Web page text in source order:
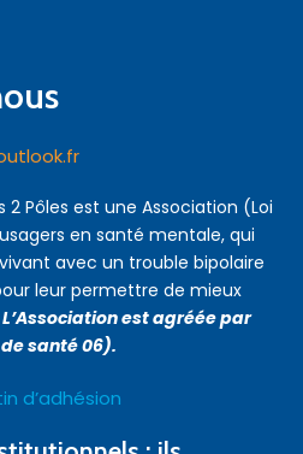
2 Pôles est une Association (Loi
en santé mentale, qui
avec un trouble bipolaire
leur permettre de mieux
L’Association est agréée par
santé 06).
d’adhésion